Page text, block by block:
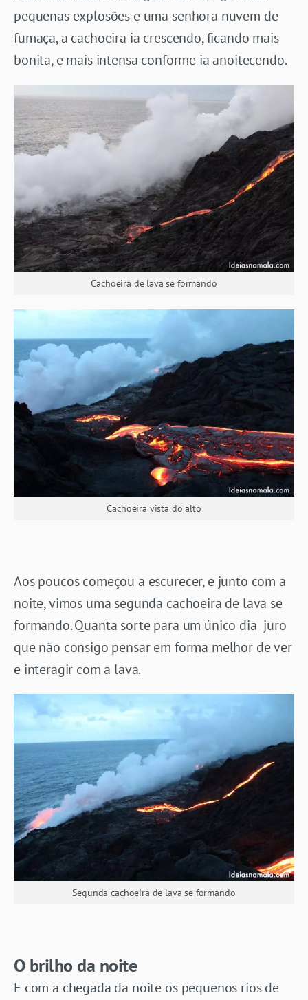
pequenas explosões e uma senhora nuvem de
fumaça, a cachoeira ia crescendo, ficando mais
bonita, e mais intensa conforme ia anoitecendo.
Cachoeira de lava se formando
Cachoeira vista do alto
Aos poucos começou a escurecer, e junto com a
noite, vimos uma segunda cachoeira de lava se
formando. Quanta sorte para um único dia juro
que não consigo pensar em forma melhor de ver
e interagir com a lava.
Segunda cachoeira de lava se formando
O brilho da noite
E com a chegada da noite os pequenos rios de